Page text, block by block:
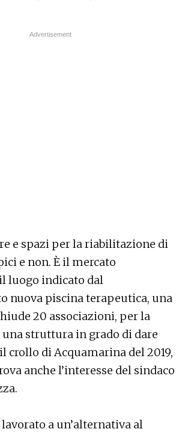
e spazi per la riabilitazione di
e non. È il mercato
luogo indicato dal
nuova piscina terapeutica, una
20 associazioni, per la
struttura in grado di dare
crollo di Acquamarina del 2019,
anche l’interesse del sindaco
a un’alternativa al